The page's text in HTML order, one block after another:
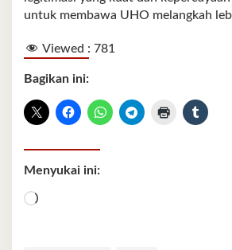
untuk membawa UHO melangkah
Viewed : 781
Bagikan ini:
Menyukai ini:
Memuat...